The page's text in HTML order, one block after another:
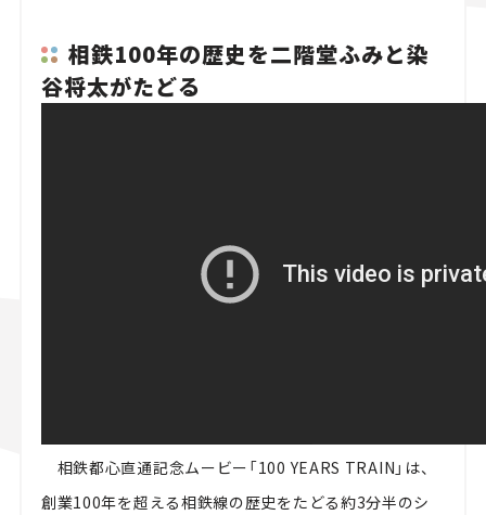
相鉄100年の歴史を二階堂ふみと染
谷将太がたどる
相鉄都心直通記念ムービー「100 YEARS TRAIN」は、
創業100年を超える相鉄線の歴史をたどる約3分半のシ